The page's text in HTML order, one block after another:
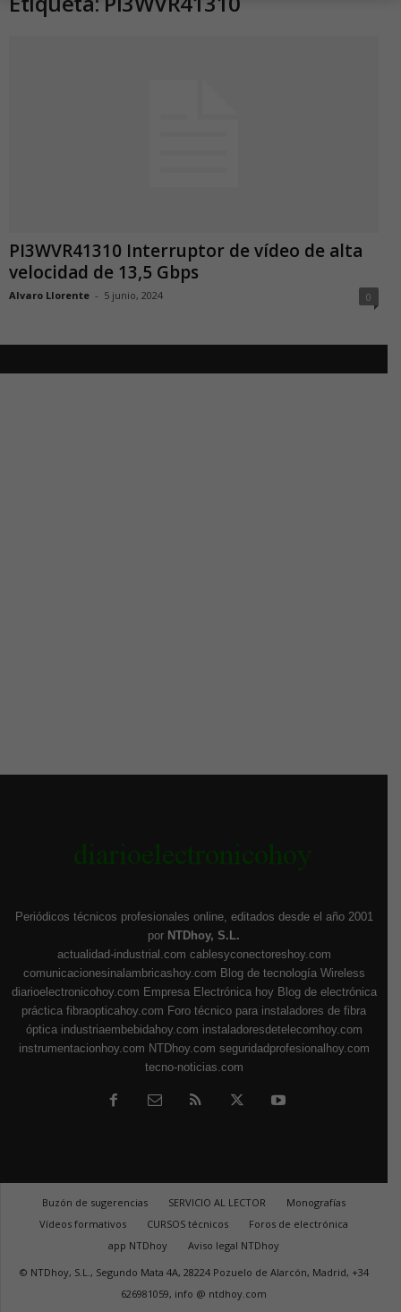
PI3WVR41310 Interruptor de vídeo de alta
velocidad de 13,5 Gbps
Alvaro Llorente - 5 junio, 2024 0
Periódicos técnicos profesionales online, editados desde el año 2001
por NTDhoy, S.L.
actualidad-industrial.com cablesyconectoreshoy.com
comunicacionesinalambricashoy.com Blog de tecnología Wireless
diarioelectronicohoy.com Empresa Electrónica hoy Blog de electrónica
práctica fibraopticahoy.com Foro técnico para instaladores de fibra
óptica industriaembebidahoy.com instaladoresdetelecomhoy.com
instrumentacionhoy.com NTDhoy.com seguridadprofesionalhoy.com
tecno-noticias.com
Buzón de sugerencias SERVICIO AL LECTOR
Monografías
Vídeos formativos
CURSOS técnicos
Foros de electrónica
app NTDhoy
Aviso legal NTDhoy
© NTDhoy, S.L., Segundo Mata 4A, 28224 Pozuelo de Alarcón, Madrid, +34
626981059, info @ ntdhoy.com